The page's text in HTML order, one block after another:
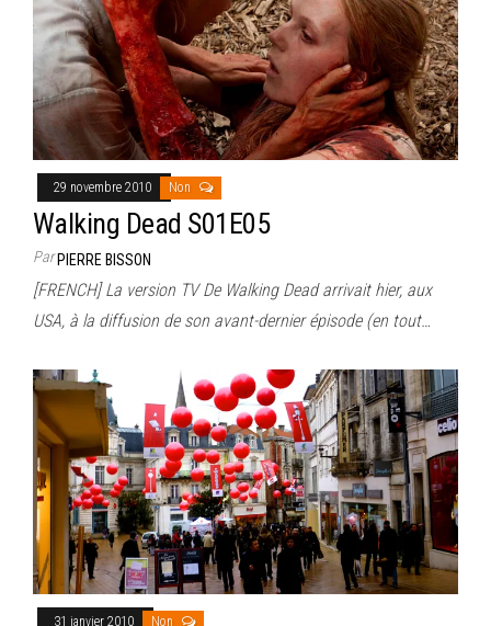
29 novembre 2010 Non
Walking Dead S01E05
ParPIERRE BISSON
[FRENCH] La version TV De Walking Dead arrivait hier, aux
USA, à la diffusion de son avant-dernier épisode (en tout…
31 janvier 2010 Non